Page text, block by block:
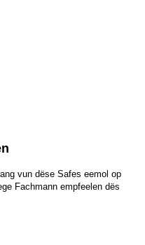
vun dëse Safes eemol op
Fachmann empfeelen dës